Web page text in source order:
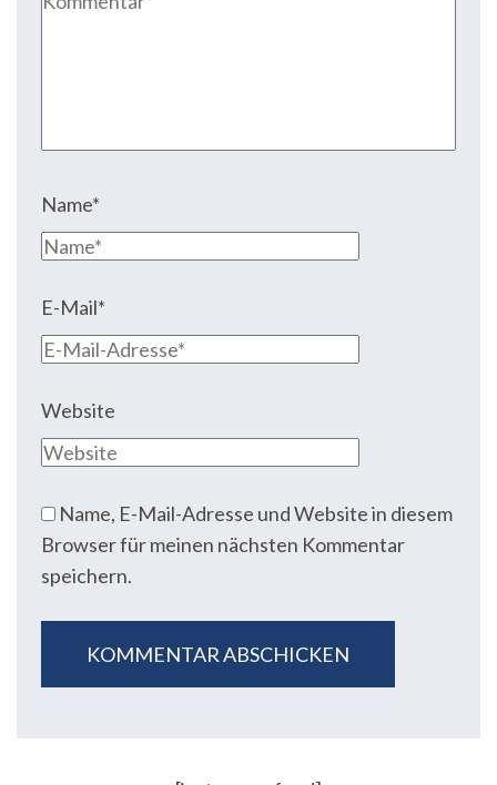
Name*
E-Mail*
Website
Name, E-Mail-Adresse und Website in diesem
Browser für meinen nächsten Kommentar
speichern.